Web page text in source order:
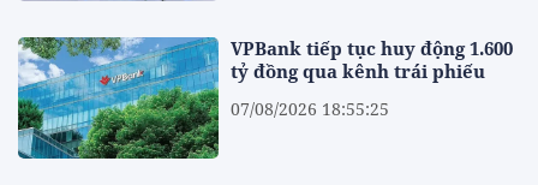
VPBank tiếp tục huy động 1.600
tỷ đồng qua kênh trái phiếu
07/08/2026 18:55:25